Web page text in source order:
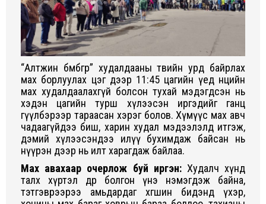
“Алтжин бөмбөгөр” худалдааны төвийн урд байрлах
мах борлуулах цэг дээр 11:45 цагийн үед нөөцийн
мах худалдаалахгүй болсон тухай мэдэгдсэн нь
хэдэн цагийн турш хүлээсэн иргэдийг ганц
өгүүлбэрээр тараасан хэрэг болов. Хүмүүс мах авч
чадаагүйдээ биш, харин худал мэдээлэлд итгэж,
дэмий хүлээсэндээ илүү бухимдаж байсан нь
нүүрэн дээр нь илт харагдаж байлаа.
Мах авахаар очерлож буй иргэн: Худалч хүнд
талх хүртэл өдөр болгон үнэ нэмэгдэж байна,
тэтгэврээрээ амьдардаг хөгшин бидэнд үхэр,